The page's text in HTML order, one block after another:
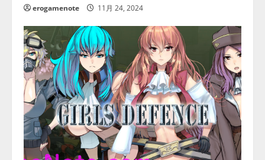
erogamenote 11月 24, 2024